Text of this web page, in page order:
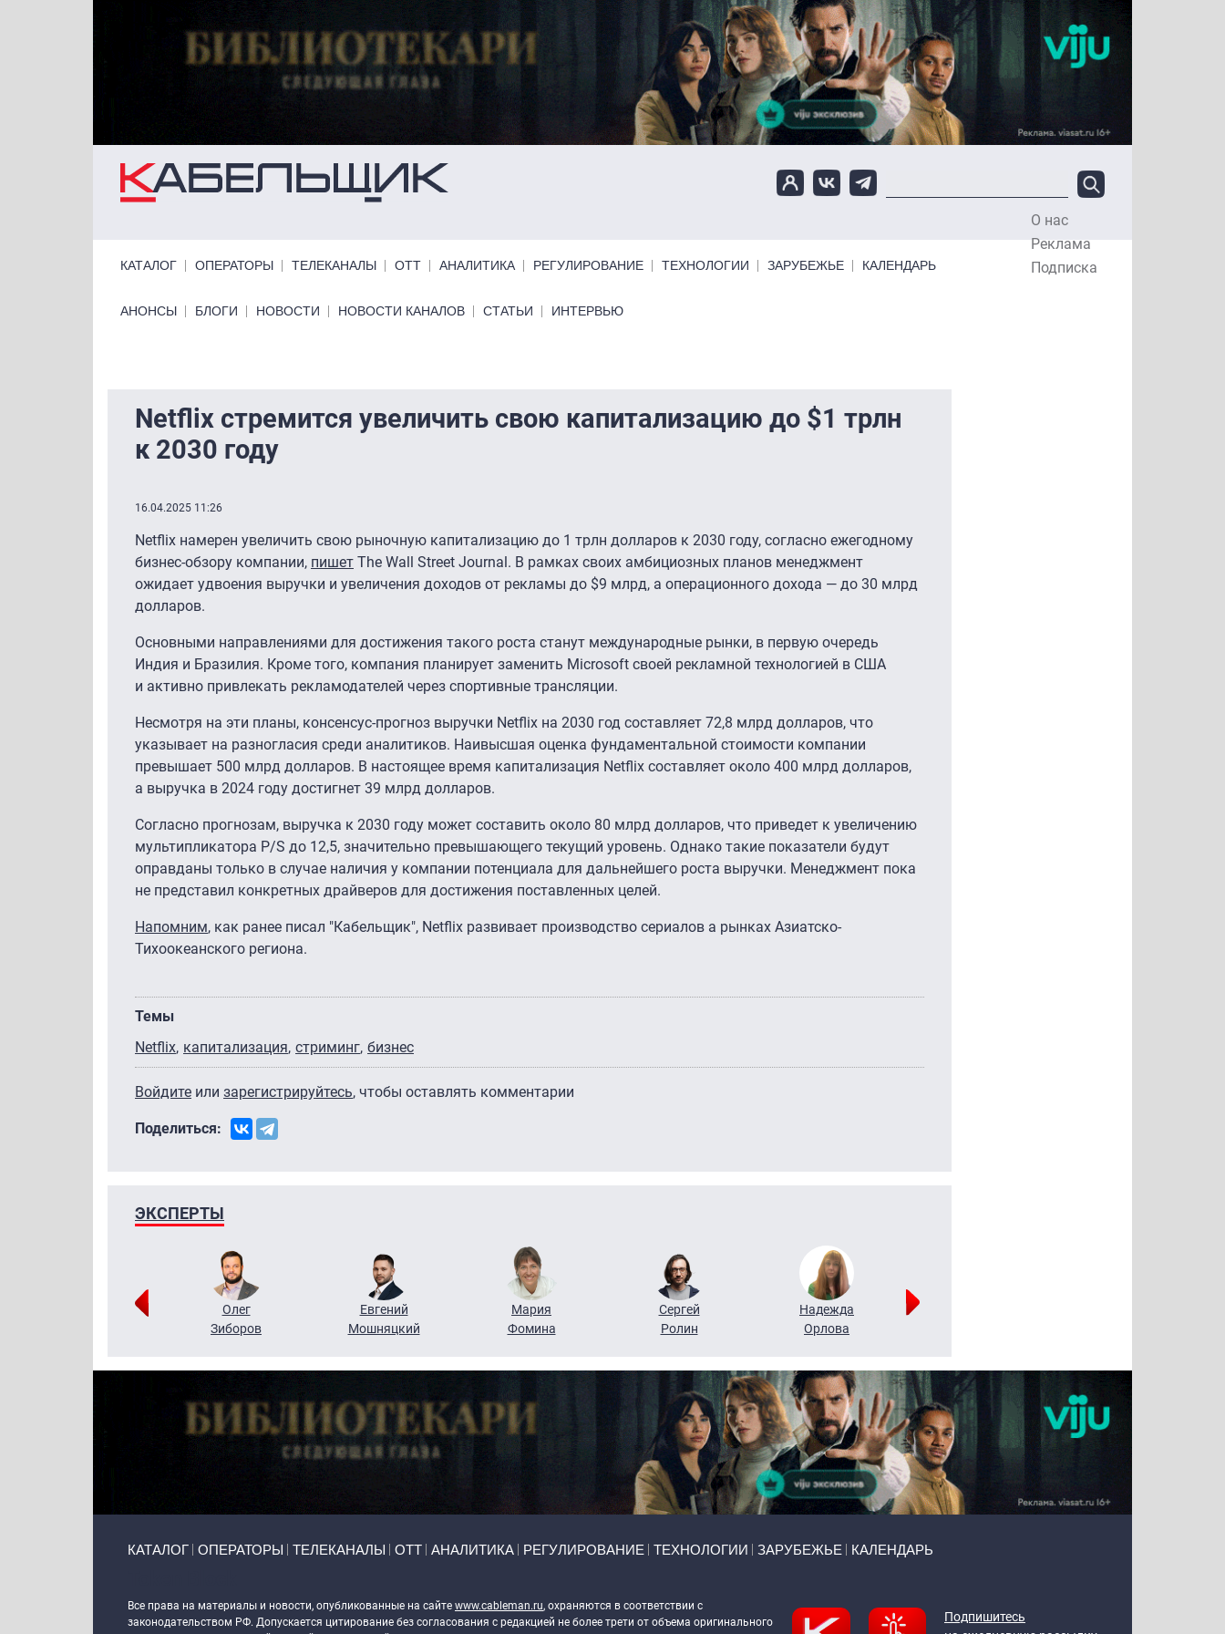
О нас
Реклама
Подписка
КАТАЛОГ ОПЕРАТОРЫ ТЕЛЕКАНАЛЫ ОТТ АНАЛИТИКА РЕГУЛИРОВАНИЕ ТЕХНОЛОГИИ ЗАРУБЕЖЬЕ КАЛЕНДАРЬ
Primary links bottom
АНОНСЫ БЛОГИ НОВОСТИ НОВОСТИ КАНАЛОВ СТАТЬИ ИНТЕРВЬЮ
Netflix стремится увеличить свою капитализацию до $1 трлн
к 2030 году
16.04.2025 11:26
Netflix намерен увеличить свою рыночную капитализацию до 1 трлн долларов к 2030 году, согласно ежегодному
бизнес-обзору компании, пишет The Wall Street Journal. В рамках своих амбициозных планов менеджмент
ожидает удвоения выручки и увеличения доходов от рекламы до $9 млрд, а операционного дохода — до 30 млрд
долларов.
Основными направлениями для достижения такого роста станут международные рынки, в первую очередь
Индия и Бразилия. Кроме того, компания планирует заменить Microsoft своей рекламной технологией в США
и активно привлекать рекламодателей через спортивные трансляции.
Несмотря на эти планы, консенсус-прогноз выручки Netflix на 2030 год составляет 72,8 млрд долларов, что
указывает на разногласия среди аналитиков. Наивысшая оценка фундаментальной стоимости компании
превышает 500 млрд долларов. В настоящее время капитализация Netflix составляет около 400 млрд долларов,
а выручка в 2024 году достигнет 39 млрд долларов.
Согласно прогнозам, выручка к 2030 году может составить около 80 млрд долларов, что приведет к увеличению
мультипликатора P/S до 12,5, значительно превышающего текущий уровень. Однако такие показатели будут
оправданы только в случае наличия у компании потенциала для дальнейшего роста выручки. Менеджмент пока
не представил конкретных драйверов для достижения поставленных целей.
Напомним, как ранее писал "Кабельщик", Netflix развивает производство сериалов а рынках Азиатско-
Тихоокеанского региона.
Темы
Netflix капитализация стриминг бизнес
Войдите или зарегистрируйтесь, чтобы оставлять комментарии
Поделиться:
ЭКСПЕРТЫ
Олег
Зиборов
Евгений
Мошняцкий
Мария
Фомина
Сергей
Ролин
Надежда
Орлова
КАТАЛОГ ОПЕРАТОРЫ ТЕЛЕКАНАЛЫ ОТТ АНАЛИТИКА РЕГУЛИРОВАНИЕ ТЕХНОЛОГИИ ЗАРУБЕЖЬЕ КАЛЕНДАРЬ
Все права на материалы и новости, опубликованные на сайте www.cableman.ru, охраняются в соответствии с
законодательством РФ. Допускается цитирование без согласования с редакцией не более трети от объема оригинального
Подпишитесь